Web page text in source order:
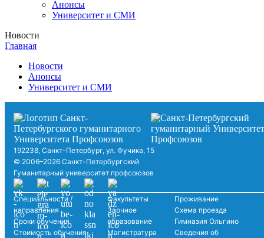
Анонсы
Университет и СМИ
Новости
Главная
Новости
Анонсы
Университет и СМИ
192238, Санкт-Петербург, ул. Фучика, 15
© 2006–2026 Санкт-Петербургский
Гуманитарный университет профсоюзов
Специальности /
направления
Сроки обучения
Стоимость обучения
Факультеты
Заочное
образование
Магистратура
Проживание
Схема проезда
Гимназия Ольгино
Сведения об